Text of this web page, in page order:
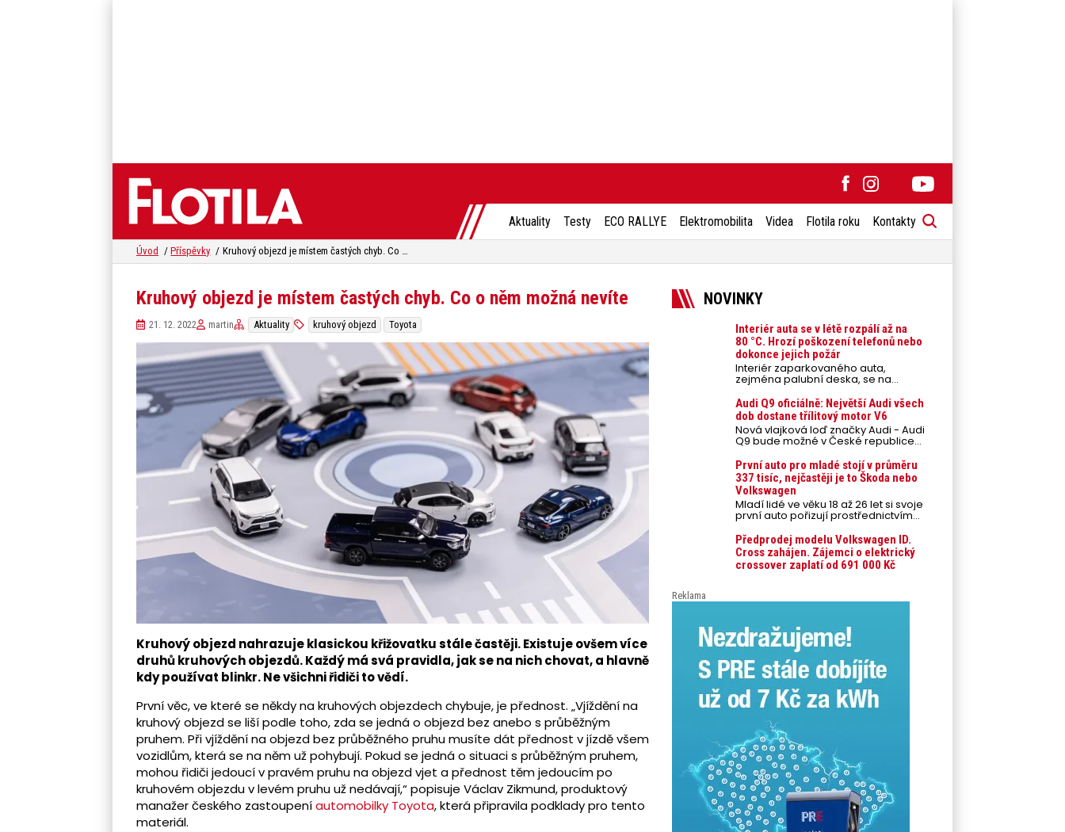
Aktuality Testy ECO RALLYE Elektromobilita Videa Flotila roku Kontakty
Úvod Příspěvky Kruhový objezd je místem častých chyb. Co o něm možná nevíte
Kruhový objezd je místem častých chyb. Co o něm možná nevíte
21. 12. 2022 martin Aktuality kruhový objezd Toyota
Kruhový objezd nahrazuje klasickou křižovatku stále častěji. Existuje ovšem více
druhů kruhových objezdů. Každý má svá pravidla, jak se na nich chovat, a hlavně
kdy používat blinkr. Ne všichni řidiči to vědí.
První věc, ve které se někdy na kruhových objezdech chybuje, je přednost. „Vjíždění na
kruhový objezd se liší podle toho, zda se jedná o objezd bez anebo s průběžným
pruhem. Při vjíždění na objezd bez průběžného pruhu musíte dát přednost v jízdě všem
vozidlům, která se na něm už pohybují. Pokud se jedná o situaci s průběžným pruhem,
mohou řidiči jedoucí v pravém pruhu na objezd vjet a přednost těm jedoucím po
kruhovém objezdu v levém pruhu už nedávají,“ popisuje Václav Zikmund, produktový
manažer českého zastoupeníautomobilky Toyota, která připravila podklady pro tento
materiál.
NOVINKY
Interiér auta se v létě rozpálí až na
80 °C. Hrozí poškození telefonů nebo
dokonce jejich požár
Interiér zaparkovaného auta,
zejména palubní deska, se na
přímém slunci může během letních
veder rozpálit až na 80 °C. Takové
teploty představují nebezpečí pro
odložené mobilní telefony,
powerbanky nebo notebooky. Můžou
urychlit stárnutí baterií, poškodit
případech i zvýšit riziko požáru.
Audi Q9 oficiálně: Největší Audi všech
dob dostane třílitový motor V6
Nová vlajková loď značky Audi - Audi
Q9 bude možné v České republice
objednávat od prvního srpnového
týdne 2026, kde budou oznámeny
také české ceny.
První auto pro mladé stojí v průměru
337 tisíc, nejčastěji je to Škoda nebo
Volkswagen
Mladí lidé ve věku 18 až 26 let si svoje
první auto pořizují prostřednictvím
úvěrového financování jako ojeté. Je
to tak u 93,3 % lidí, jen 6,7 % si pořídí
nové auto. Průměrná pořizovací
cena vozu dosahuje 337 tisíc korun a
průměrná financovaná částka
posledních 10 let (2016–2026).
Předprodej modelu Volkswagen ID.
Cross zahájen. Zájemci o elektrický
crossover zaplatí od 691 000 Kč
Reklama